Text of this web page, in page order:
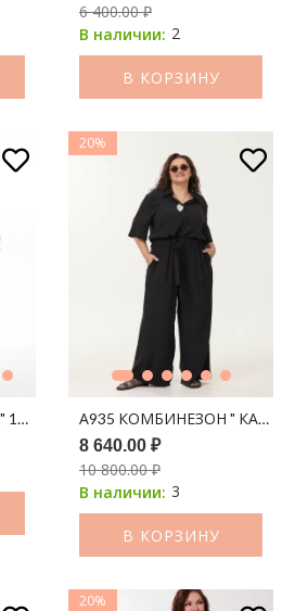
6 400.00 ₽
В наличии: 2
В КОРЗИНУ
100С ЧЕРНЫЙ
20%
А935 КОМБИНЕЗОН "
8 640.00 ₽
10 800.00 ₽
В наличии: 3
В КОРЗИНУ
20%